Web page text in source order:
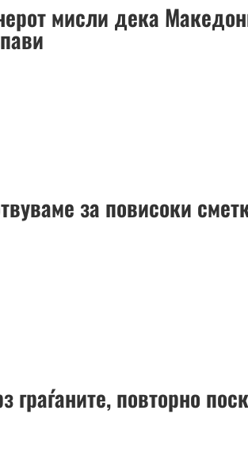
мисли дека
за повисоки
граѓаните, повторно